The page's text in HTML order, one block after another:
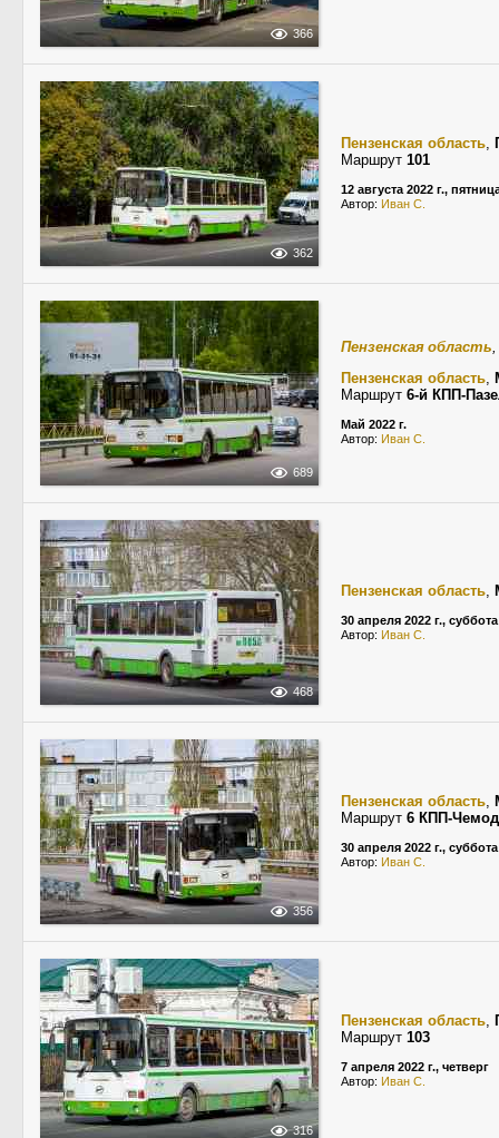
366
362
Пензенская область,
Маршрут 101
12 августа 2022 г.,
Автор: Иван С.
689
Пензенская область,
Пензенская область,
Маршрут 6-й КПП-
Май 2022 г.
Автор: Иван С.
468
Пензенская область,
30 апреля 2022 г., суббота
Автор: Иван С.
356
Пензенская область,
Маршрут 6 КПП-
30 апреля 2022 г., суббота
Автор: Иван С.
316
Пензенская область,
Маршрут 103
7 апреля 2022 г., четверг
Автор: Иван С.